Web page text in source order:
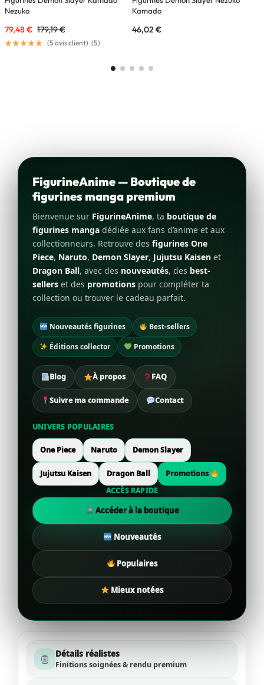
Nezuko
79,48€ 179,19€
(5 avis client) (5)
Kamado
46,02 €
FigurineAnime — Boutique de
figurines manga premium
Bienvenue sur FigurineAnime, ta boutique de
figurines manga dédiée aux fans d’anime et aux
collectionneurs. Retrouve des figurines One
Piece, Naruto, Demon Slayer, Jujutsu Kaisen et
Dragon Ball, avec des nouveautés, des best-
sellers et des promotions pour compléter ta
collection ou trouver le cadeau parfait.
Nouveautés figurines
Best-sellers
Éditions collector
Promotions
Blog À propos FAQ
Suivre ma commande Contact
UNIVERS POPULAIRES
One Piece Naruto Demon Slayer
Jujutsu Kaisen Dragon Ball
Promotions
ACCÈS RAPIDE
Accéder à la boutique
Nouveautés
Populaires
Mieux notées
Détails réalistes
Finitions soignées & rendu premium